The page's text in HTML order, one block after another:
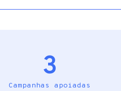
3
Campanhas apoiadas